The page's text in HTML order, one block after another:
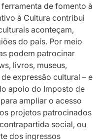
de fomento à
à Cultura contribui
aconteçam,
do país. Por meio
podem patrocinar
livros, museus,
expressão cultural – e
apoio do Imposto de
ampliar o acesso
projetos patrocinados
social, ou
dos ingressos